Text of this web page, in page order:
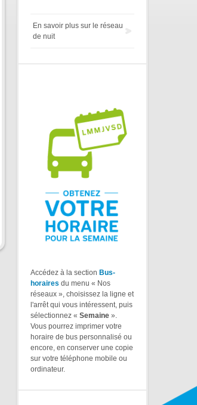
En savoir plus sur le réseau
de nuit
Accédez à la section Bus-
horaires du menu « Nos
réseaux », choisissez la ligne et
l'arrêt qui vous intéressent, puis
sélectionnez « Semaine ».
Vous pourrez imprimer votre
horaire de bus personnalisé ou
encore, en conserver une copie
sur votre téléphone mobile ou
ordinateur.